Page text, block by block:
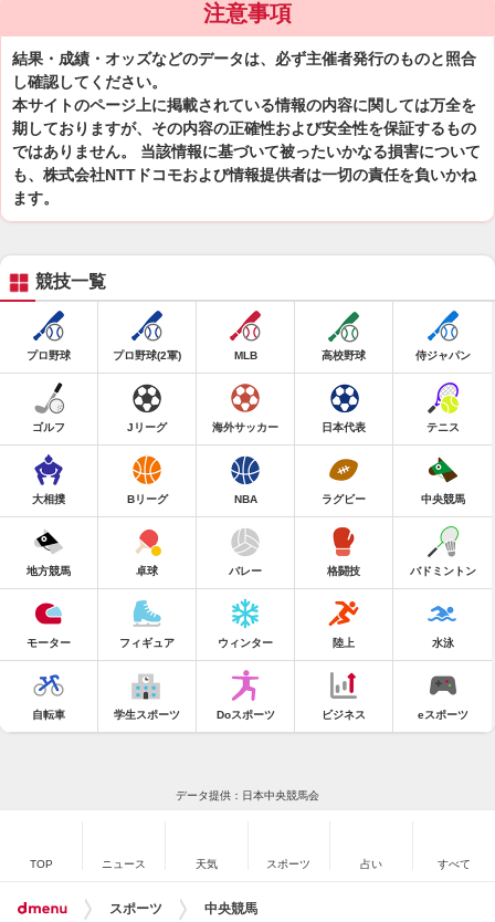
注意事項
結果・成績・オッズなどのデータは、必ず主催者発行のものと照合
し確認してください。
本サイトのページ上に掲載されている情報の内容に関しては万全を
期しておりますが、その内容の正確性および安全性を保証するもの
ではありません。 当該情報に基づいて被ったいかなる損害について
も、株式会社NTTドコモおよび情報提供者は一切の責任を負いかね
ます。
競技一覧
プロ野球 プロ野球(2軍) MLB 高校野球 侍ジャパン
ゴルフ Jリーグ 海外サッカー 日本代表 テニス
大相撲 Bリーグ NBA ラグビー 中央競馬
地方競馬 卓球 バレー 格闘技 バドミントン
モーター フィギュア ウィンター 陸上 水泳
自転車 学生スポーツ Doスポーツ ビジネス eスポーツ
データ提供：日本中央競馬会
TOP ニュース 天気 スポーツ 占い すべて
スポーツ 中央競馬